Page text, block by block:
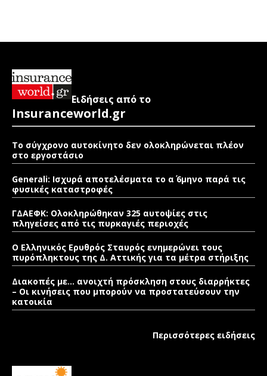
Ειδήσεις από το
Insuranceworld.gr
Το σύγχρονο αυτοκίνητο δεν ολοκληρώνεται πλέον
στο εργοστάσιο
Generali: Ισχυρά αποτελέσματα το α΄ 6μηνο παρά τις
φυσικές καταστροφές
ΓΔΑΕΦΚ: Ολοκληρώθηκαν 325 αυτοψίες στις
πληγείσες από τις πυρκαγιές περιοχές
Ο Ελληνικός Ερυθρός Σταυρός ενημερώνει τους
πυρόπληκτους της Δ. Αττικής για τα μέτρα στήριξης
Διακοπές με… ανοιχτή πρόσκληση στους διαρρήκτες
– Οι κινήσεις που μπορούν να προστατεύσουν την
κατοικία
Περισσότερες ειδήσεις